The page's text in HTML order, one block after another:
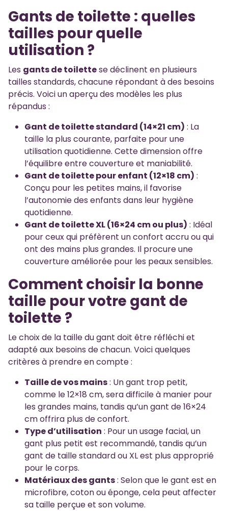
Gants de toilette : quelles
tailles pour quelle
utilisation ?
Les gants de toilettese déclinent en plusieurs
tailles standards, chacune répondant à des besoins
précis. Voici un aperçu des modèles les plus
répandus :
Gant de toilette standard (14×21 cm) : La
taille la plus courante, parfaite pour une
utilisation quotidienne. Cette dimension offre
l’équilibre entre couverture et maniabilité.
Gant de toilette pour enfant (12×18 cm) :
Conçu pour les petites mains, il favorise
l’autonomie des enfants dans leur hygiène
quotidienne.
Gant de toilette XL (16×24 cm ou plus) : Idéal
pour ceux qui préfèrent un confort accru ou qui
ont des mains plus grandes. Il procure une
couverture améliorée pour les peaux sensibles.
Comment choisir la bonne
taille pour votre gant de
toilette ?
Le choix de la taille du gant doit être réfléchi et
adapté aux besoins de chacun. Voici quelques
critères à prendre en compte :
Taille de vos mains: Un gant trop petit,
comme le 12×18 cm, sera difficile à manier pour
les grandes mains, tandis qu’un gant de 16×24
cm offrira plus de confort.
Type d’utilisation : Pour un usage facial, un
gant plus petit est recommandé, tandis qu’un
gant de taille standard ou XL est plus approprié
pour le corps.
Matériaux des gants: Selon que le gant est en
microfibre, coton ou éponge, cela peut affecter
sa taille perçue et son volume.